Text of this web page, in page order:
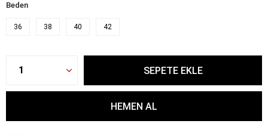
Beden
36 38 40 42